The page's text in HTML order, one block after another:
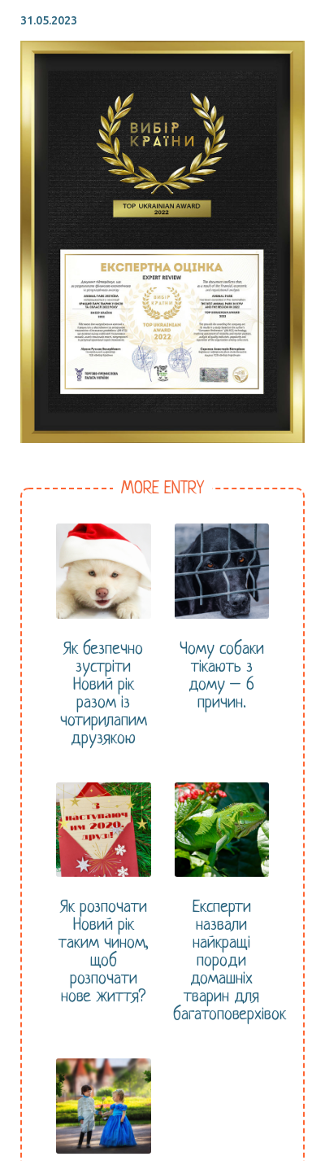
31.05.2023
MORE ENTRY
Як безпечно
зустріти
Новий рік
разом із
чотирилапим
друзякою
Чому собаки
тікають з
дому – 6
причин.
Як розпочати
Новий рік
таким чином,
щоб
розпочати
нове життя?
Експерти
назвали
найкращі
породи
домашніх
тварин для
багатоповерхівок